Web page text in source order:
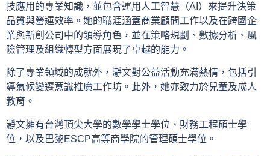
技應用的專業知識，並包含運用人工智慧（AI）來提升決策
品質與營運效率。她的職涯涵蓋商業顧問工作以及在跨國企
業與新創公司中的領導角色，並在策略規劃、數據分析、風
險管理及組織轉型方面展現了卓越的能力。
除了專業領域的成就外，瀞文對公益活動充滿熱情，包括引
導氣候變遷意識推廣工作坊。此外，她亦致力於兒童及成人
教育。
瀞文擁有台灣頂尖大學的數學學士學位、財務工程碩士學
位，以及巴黎ESCP高等商學院的管理碩士學位。